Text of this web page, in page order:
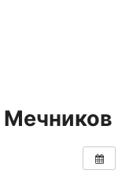
Мечников